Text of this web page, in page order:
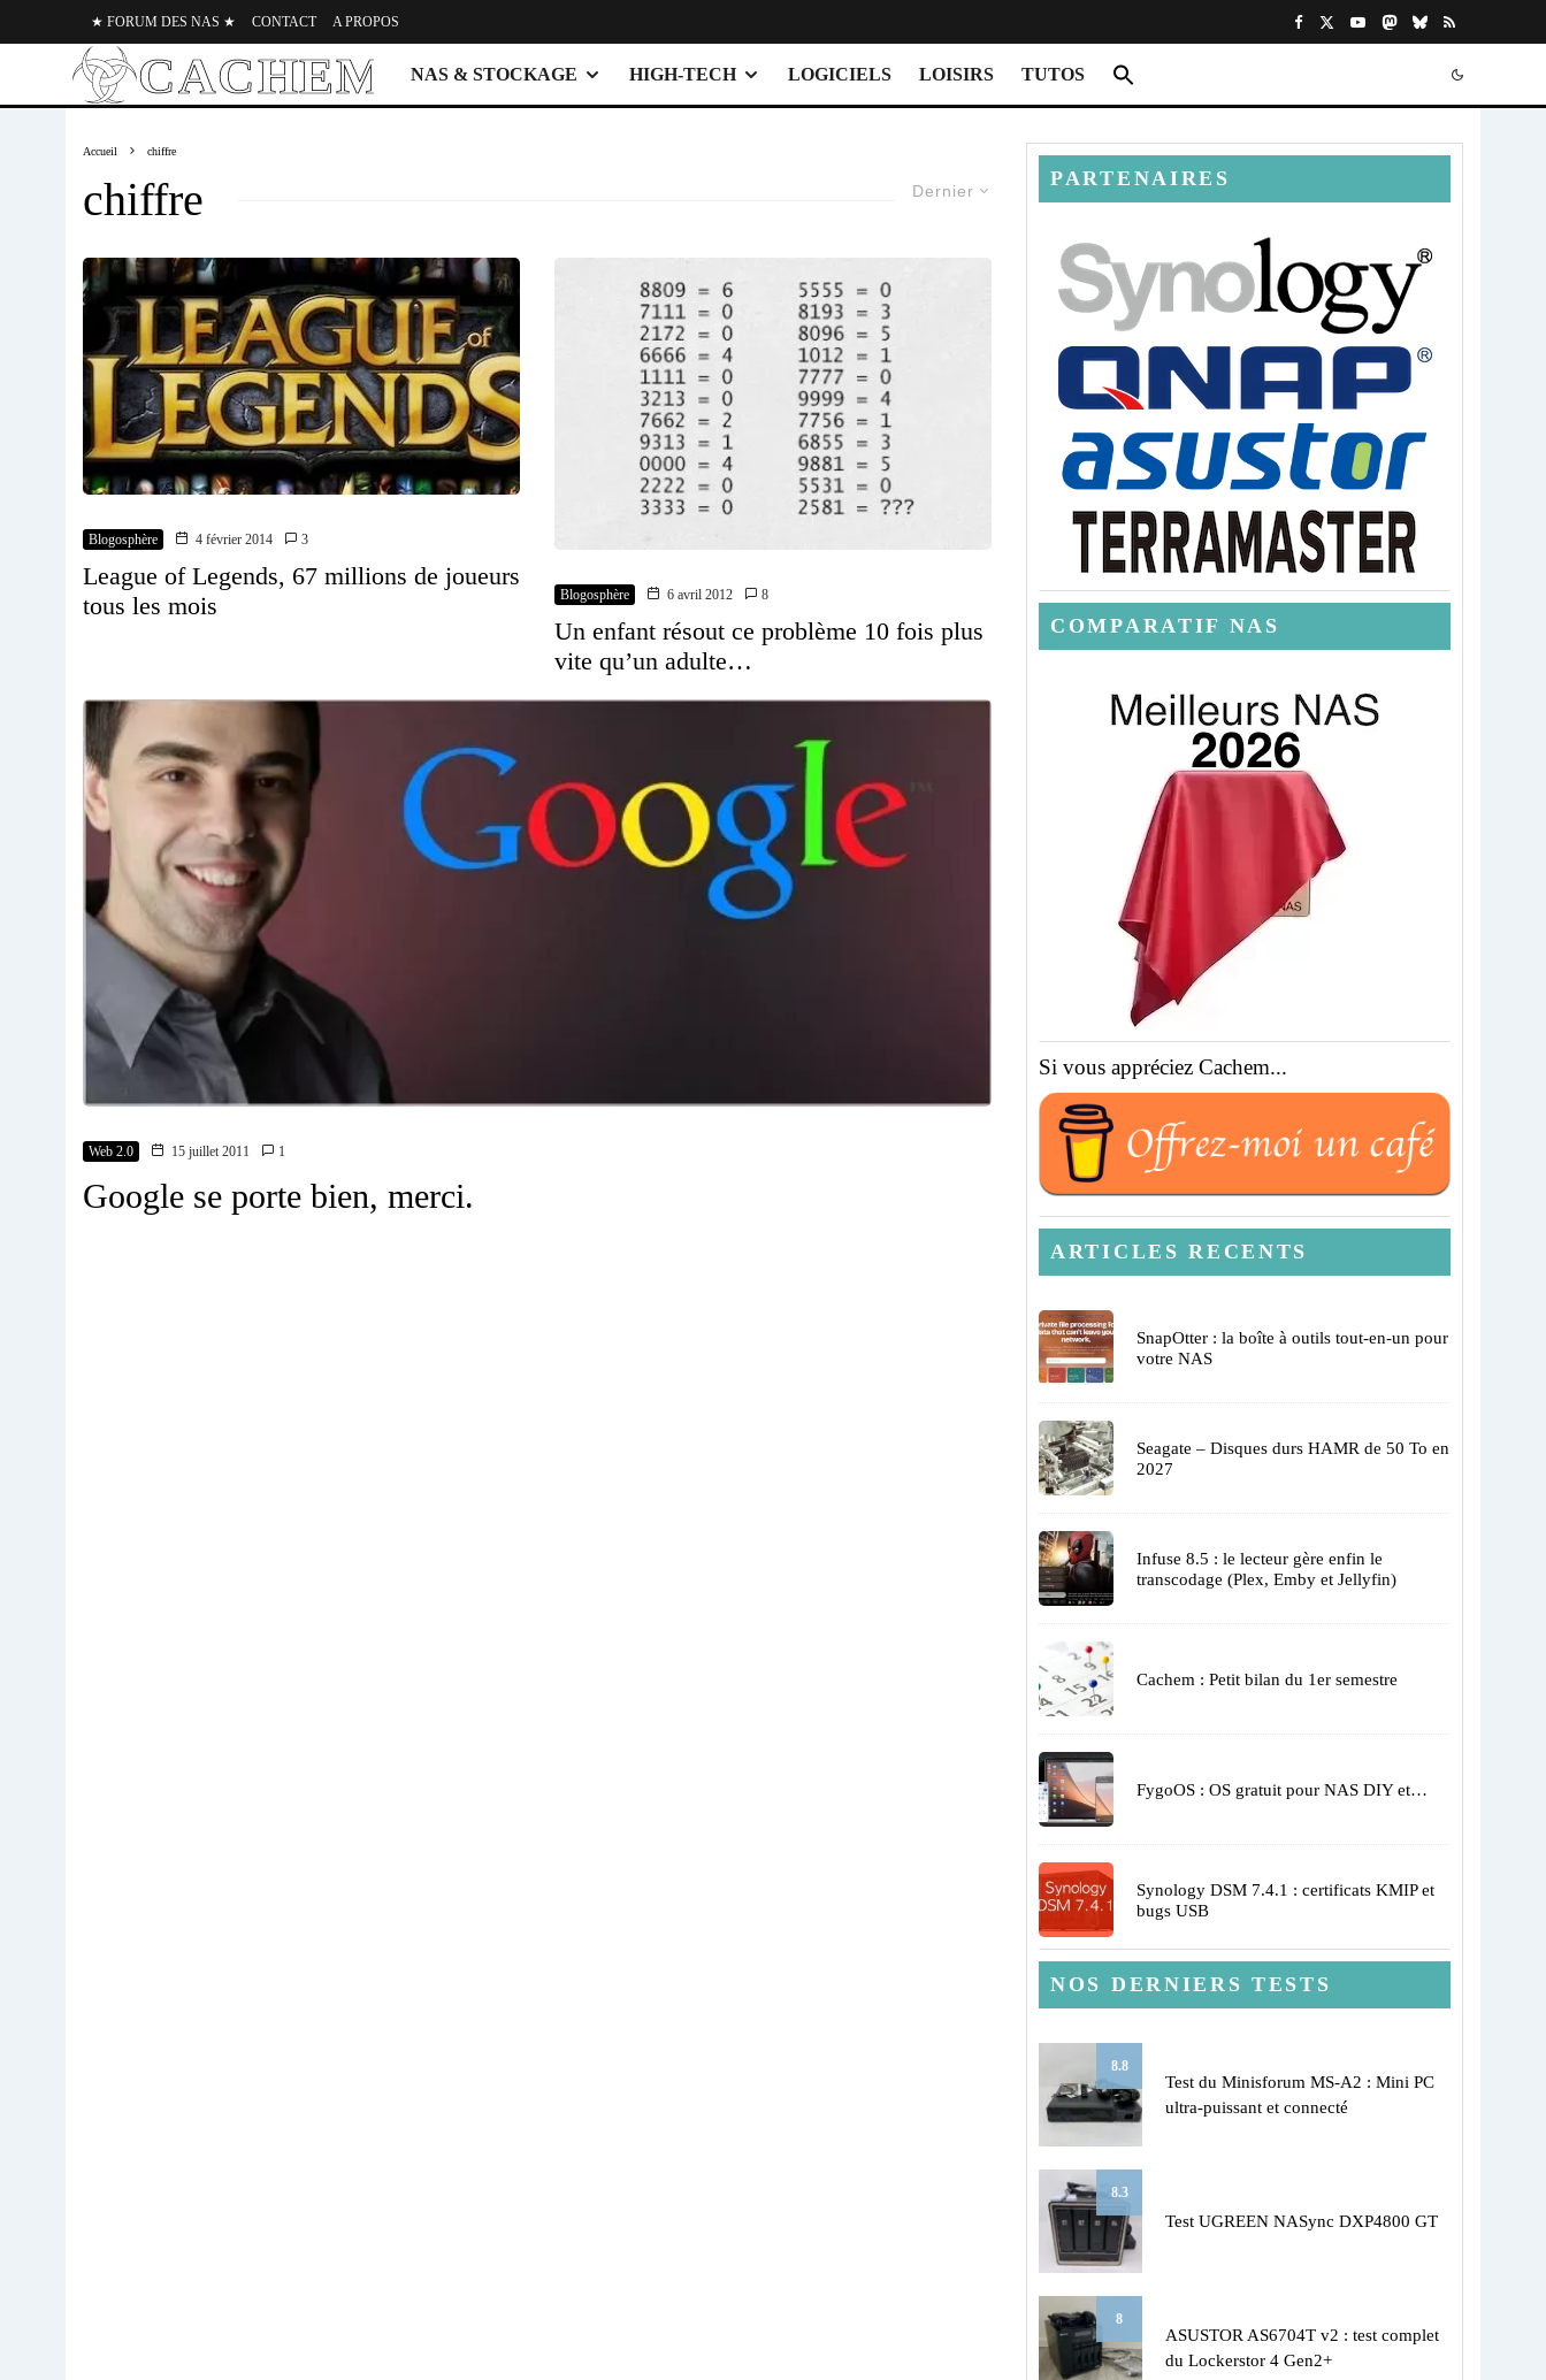
★ FORUM DES NAS ★ CONTACT A PROPOS
NAS & STOCKAGE HIGH-TECH LOGICIELS LOISIRS TUTOS
Accueil chiffre
Dernier
chiffre
Blogosphère 4 février 2014 3
League of Legends, 67 millions de joueurs
tous les mois
Blogosphère 6 avril 2012 8
Un enfant résout ce problème 10 fois plus
vite qu’un adulte…
Web 2.0 15 juillet 2011 1
Google se porte bien, merci.
PARTENAIRES
COMPARATIF NAS
Si vous appréciez Cachem...
ARTICLES RECENTS
SnapOtter : la boîte à outils tout-en-un pour
votre NAS
Seagate – Disques durs HAMR de 50 To en
2027
Infuse 8.5 : le lecteur gère enfin le
transcodage (Plex, Emby et Jellyfin)
Cachem : Petit bilan du 1er semestre
FygoOS : OS gratuit pour NAS DIY et…
Synology DSM 7.4.1 : certificats KMIP et
bugs USB
NOS DERNIERS TESTS
8.8
Test du Minisforum MS-A2 : Mini PC
ultra-puissant et connecté
8.3
Test UGREEN NASync DXP4800 GT
8
ASUSTOR AS6704T v2 : test complet
du Lockerstor 4 Gen2+